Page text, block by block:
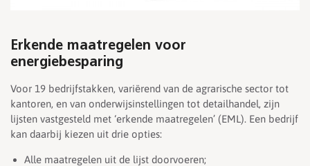
Erkende maatregelen voor
energiebesparing
Voor 19 bedrijfstakken, variërend van de agrarische sector tot
kantoren, en van onderwijsinstellingen tot detailhandel, zijn
lijsten vastgesteld met ‘erkende maatregelen’ (EML). Een bedrijf
kan daarbij kiezen uit drie opties:
Alle maatregelen uit de lijst doorvoeren;